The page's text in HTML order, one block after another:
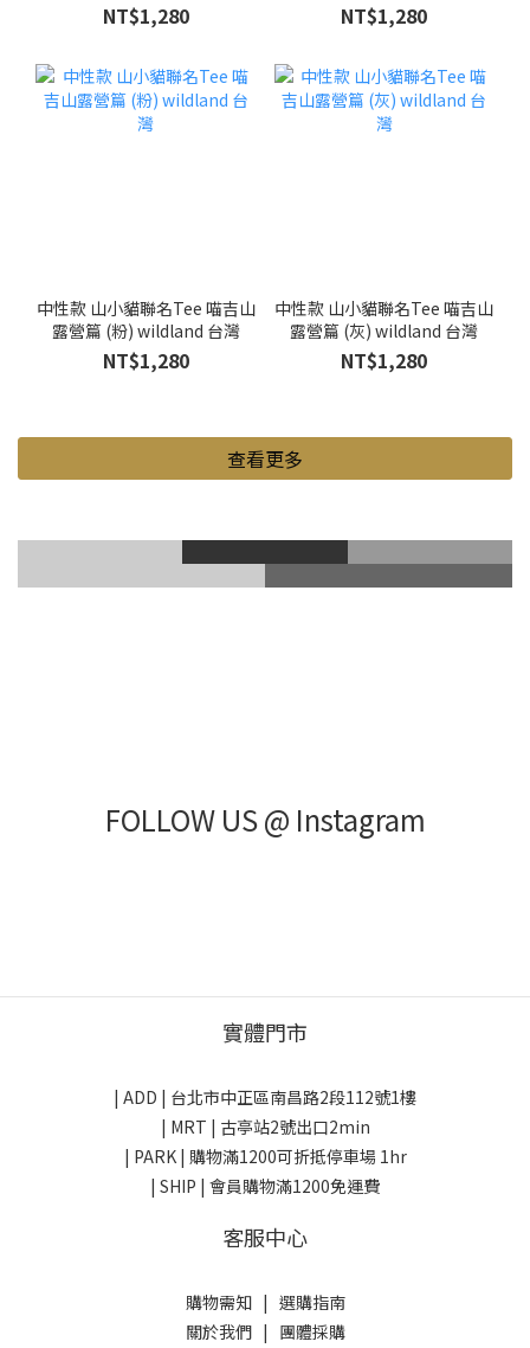
NT$1,280 NT$1,280
中性款 山小貓聯名Tee 喵吉山
露營篇 (粉) wildland 台灣
NT$1,280
中性款 山小貓聯名Tee 喵吉山
露營篇 (灰) wildland 台灣
NT$1,280
查看更多
登山鞋 Gore-Tex
登山杖 滑雪護具
FOLLOW US @ Instagram
實體門市
| ADD | 台北市中正區南昌路2段112號1樓
| MRT | 古亭站2號出口2min
| PARK | 購物滿1200可折抵停車場 1hr
| SHIP | 會員購物滿1200免運費
客服中心
購物需知| 選購指南
關於我們| 團體採購